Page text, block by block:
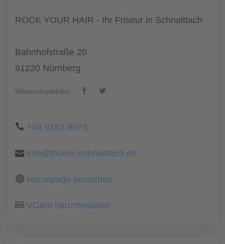
ROCK YOUR HAIR - Ihr Friseur in Schnaittach
Bahnhofstraße 20
91220 Nürnberg
Weiterempfehlen:
+49 9153 8575
info@friseur-schnaittach.de
Homepage besuchen
VCard herunterladen